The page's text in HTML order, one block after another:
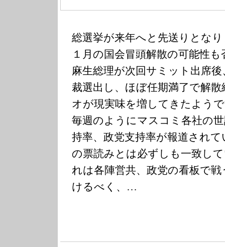
総選挙が来年へと先送りとな
１月の国会冒頭解散の可能性
麻生総理が次回サミット出席
裁選出し、ほぼ任期満了で解
オが現実味を増してきたよう
毎週のようにマスコミ各社の
持率、政党支持率が報道され
の票読みとは必ずしも一致し
れは各陣営共、政党の看板で
けるべく、…